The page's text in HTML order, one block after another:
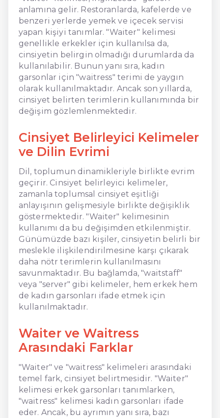
anlamına gelir. Restoranlarda, kafelerde ve
benzeri yerlerde yemek ve içecek servisi
yapan kişiyi tanımlar. "Waiter" kelimesi
genellikle erkekler için kullanılsa da,
cinsiyetin belirgin olmadığı durumlarda da
kullanılabilir. Bunun yanı sıra, kadın
garsonlar için "waitress" terimi de yaygın
olarak kullanılmaktadır. Ancak son yıllarda,
cinsiyet belirten terimlerin kullanımında bir
değişim gözlemlenmektedir.
Cinsiyet Belirleyici Kelimeler
ve Dilin Evrimi
Dil, toplumun dinamikleriyle birlikte evrim
geçirir. Cinsiyet belirleyici kelimeler,
zamanla toplumsal cinsiyet eşitliği
anlayışının gelişmesiyle birlikte değişiklik
göstermektedir. "Waiter" kelimesinin
kullanımı da bu değişimden etkilenmiştir.
Günümüzde bazı kişiler, cinsiyetin belirli bir
meslekle ilişkilendirilmesine karşı çıkarak
daha nötr terimlerin kullanılmasını
savunmaktadır. Bu bağlamda, "waitstaff"
veya "server" gibi kelimeler, hem erkek hem
de kadın garsonları ifade etmek için
kullanılmaktadır.
Waiter ve Waitress
Arasındaki Farklar
"Waiter" ve "waitress" kelimeleri arasındaki
temel fark, cinsiyet belirtmesidir. "Waiter"
kelimesi erkek garsonları tanımlarken,
"waitress" kelimesi kadın garsonları ifade
eder. Ancak, bu ayrımın yanı sıra, bazı